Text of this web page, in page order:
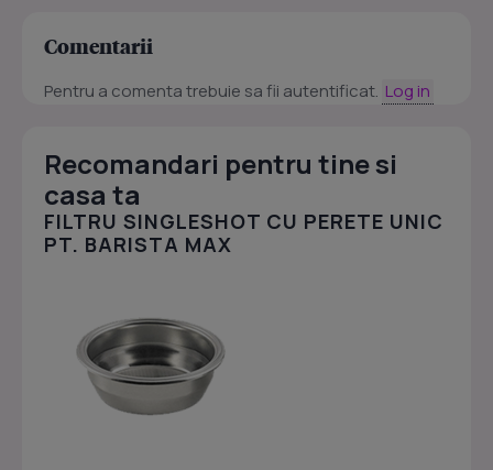
Comentarii
Pentru a comenta trebuie sa fii autentificat. Log in
Recomandari pentru tine si
casa ta
FILTRU SINGLESHOT CU PERETE UNIC
PT. BARISTA MAX